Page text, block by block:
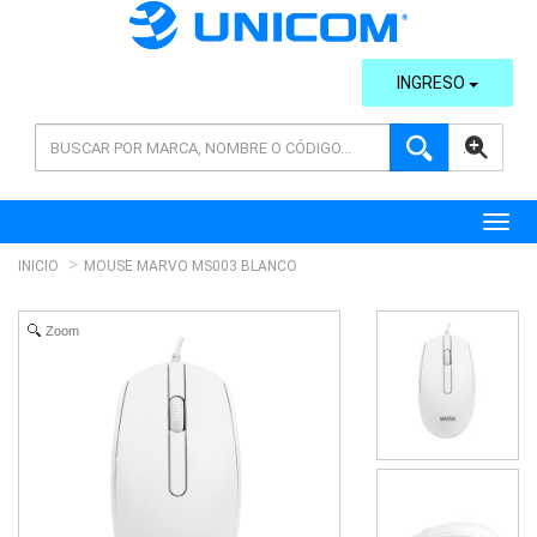
AVANZADA
INGRESO
INICIO MOUSE MARVO MS003 BLANCO
Zoom